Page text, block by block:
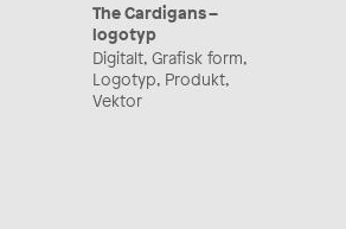
The Cardigans –
logotyp
Digitalt, Grafisk form,
Logotyp, Produkt,
Vektor